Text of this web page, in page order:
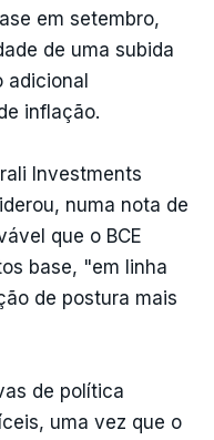
em setembro,
de uma subida
adicional
inflação.
Investments
numa nota de
que o BCE
base, "em linha
de postura mais
de política
uma vez que o